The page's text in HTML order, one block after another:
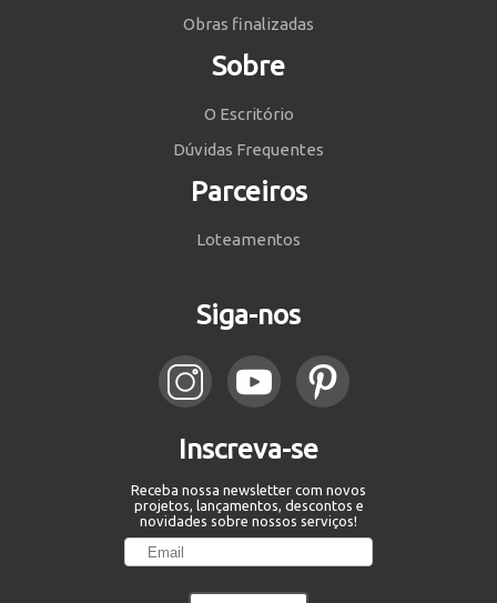
Obras finalizadas
Sobre
O Escritório
Dúvidas Frequentes
Parceiros
Loteamentos
Siga-nos
Inscreva-se
Receba nossa newsletter com novos
projetos, lançamentos, descontos e
novidades sobre nossos serviços!